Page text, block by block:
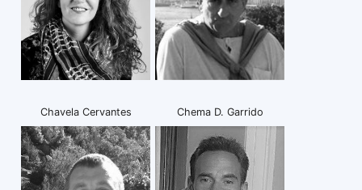
Chavela Cervantes Chema D. Garrido